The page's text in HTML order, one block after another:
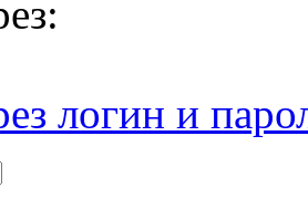
логин и